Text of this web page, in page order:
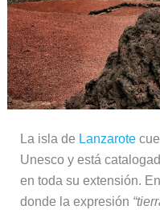
La isla de Lanzarote
Unesco y está
en toda su extensión.
donde la expresión